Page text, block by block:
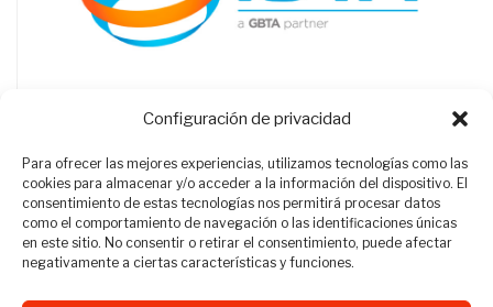
Configuración de privacidad
Para ofrecer las mejores experiencias, utilizamos tecnologías como las
cookies para almacenar y/o acceder a la información del dispositivo. El
consentimiento de estas tecnologías nos permitirá procesar datos
como el comportamiento de navegación o las identificaciones únicas
en este sitio. No consentir o retirar el consentimiento, puede afectar
negativamente a ciertas características y funciones.